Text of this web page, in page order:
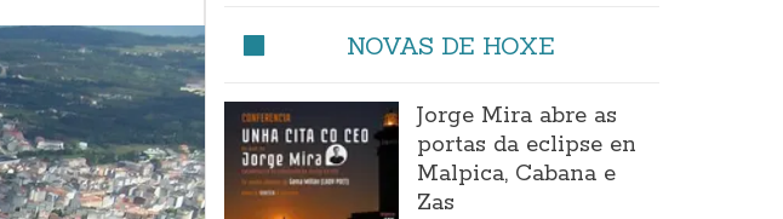
NOVAS DE HOXE
Jorge Mira abre as
portas da eclipse en
Malpica, Cabana e
Zas